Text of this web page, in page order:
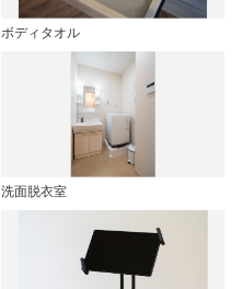
ボディタオル
洗面脱衣室